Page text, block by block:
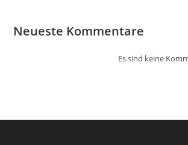
Neueste Kommentare
Es sind keine